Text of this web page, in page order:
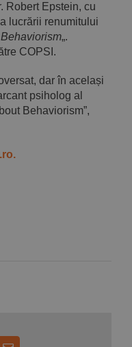
Robert Epstein, cu
lucrării renumitului
„.
COPSI.
dar în același
psiholog al
Behaviorism”,